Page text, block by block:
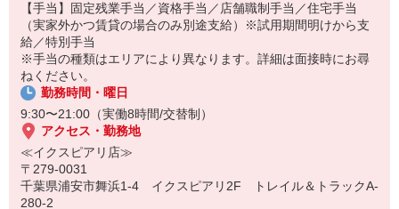
◆海外研修実施（2025年度）
ショップスタッフとして10年以上勤務する社員対象。
特別な体験を後押しする支援金を支給します。
※今年は韓国に行きました
【手当】固定残業手当／資格手当／店舗職制手当／住宅手当
（実家外かつ賃貸の場合のみ別途支給）※試用期間明けから支
給／特別手当
※手当の種類はエリアにより異なります。詳細は面接時にお尋
ねください。
勤務時間・曜日
9:30〜21:00（実働8時間/交替制）
アクセス・勤務地
≪イクスピアリ店≫
〒279-0031
千葉県浦安市舞浜1-4 イクスピアリ2F トレイル＆トラックA-
280-2